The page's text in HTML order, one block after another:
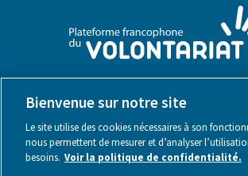
Bienvenue sur notre site
Le site utilise des cookies nécessaires à son
nous permettent de mesurer et d’analyser
besoins. Voir la politique de confidentialité.